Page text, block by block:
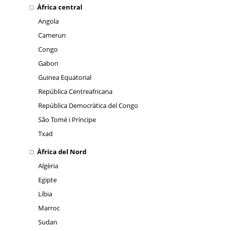
Àfrica central
Angola
Camerun
Congo
Gabon
Guinea Equatorial
República Centreafricana
República Democràtica del Congo
São Tomé i Príncipe
Txad
Àfrica del Nord
Algèria
Egipte
Líbia
Marroc
Sudan